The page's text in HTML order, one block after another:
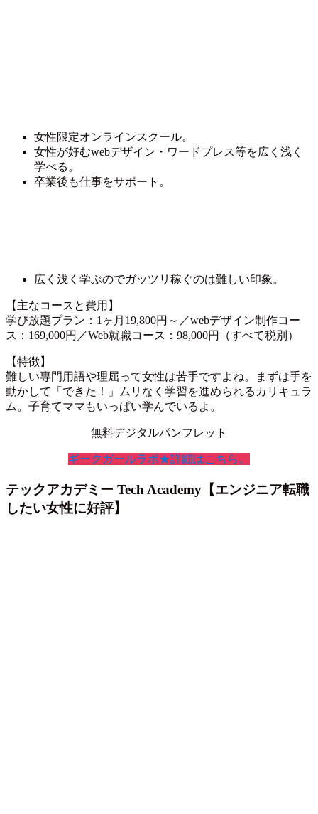
女性限定オンラインスクール。
女性が好むwebデザイン・ワードプレス等を広く浅く
学べる。
卒業後も仕事をサポート。
広く浅く学ぶのでガッツリ稼ぐのは難しい印象。
【主なコースと費用】
学び放題プラン：1ヶ月19,800円～／webデザイン制作コー
ス：169,000円／Web就職コース：98,000円（すべて税別）
【特徴】
難しい専門用語や理屈って女性は苦手ですよね。まずは手を
動かして「できた！」ムリなく学習を進められるカリキュラ
ム。子育てママもいっぱい学んでいるよ。
無料デジタルパンフレット
ギークガールラボ★詳細はこちら。
テックアカデミー Tech Academy【エンジニア転職
したい女性に好評】